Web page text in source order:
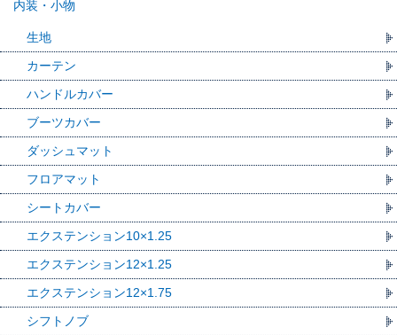
内装・小物
生地
カーテン
ハンドルカバー
ブーツカバー
ダッシュマット
フロアマット
シートカバー
エクステンション10×1.25
エクステンション12×1.25
エクステンション12×1.75
シフトノブ